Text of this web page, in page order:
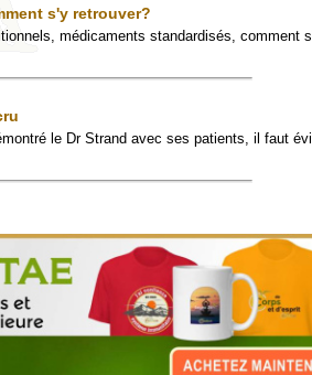
s'y retrouver?
médicaments standardisés, comment
le Dr Strand avec ses patients, il faut